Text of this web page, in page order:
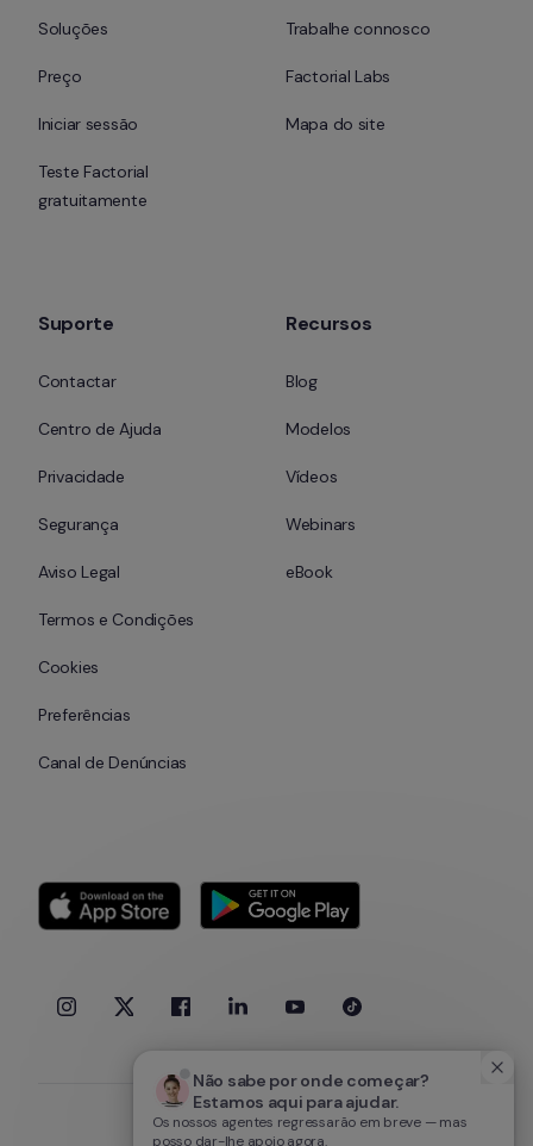
Não sabe por onde começar?
Estamos aqui para ajudar.
Os nossos agentes regressarão em breve — mas
posso dar-lhe apoio agora.
Soluções
Preço
Iniciar sessão
Teste Factorial
gratuitamente
Trabalhe connosco
Factorial Labs
Mapa do site
Suporte
Contactar
Centro de Ajuda
Privacidade
Segurança
Aviso Legal
Termos e Condições
Cookies
Preferências
Canal de Denúncias
Recursos
Blog
Modelos
Vídeos
Webinars
eBook